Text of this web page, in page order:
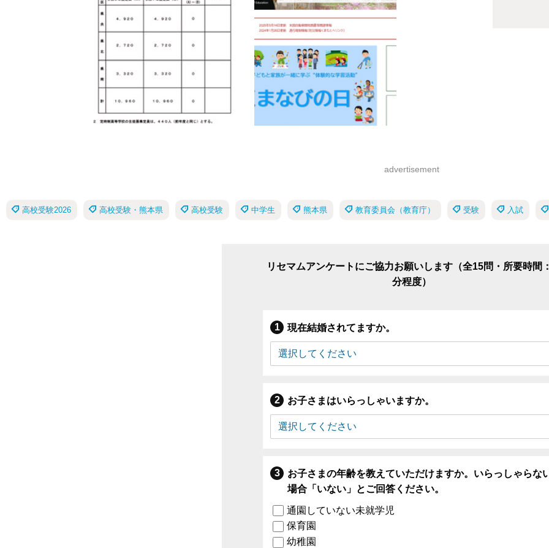
advertisement
高校受験2026 高校受験・熊本県 高校受験 中学生 熊本県 教育委員会（教育庁） 受験 入試
リセマムアンケートにご協力お願いします（全15問・所要時間
分程度）
現在結婚されてますか。
お子さまはいらっしゃいますか。
お子さまの年齢を教えていただけますか。いらっしゃらな
場合「いない」とご回答ください。
通園していない未就学児
保育園
幼稚園